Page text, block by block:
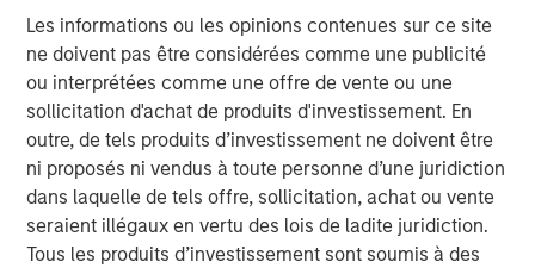
Les informations ou les opinions contenues sur ce site
ne doivent pas être considérées comme une publicité
ou interprétées comme une offre de vente ou une
sollicitation d'achat de produits d'investissement. En
outre, de tels produits d’investissement ne doivent être
ni proposés ni vendus à toute personne d’une juridiction
dans laquelle de tels offre, sollicitation, achat ou vente
seraient illégaux en vertu des lois de ladite juridiction.
Tous les produits d’investissement sont soumis à des
Morgan Stanley Investment Management, together with
its investment advisory affiliates, has more than 1,300
investment professionals around the world and $1.9
trillion in assets under management or supervision as of
March 31, 2026. Morgan Stanley Investment Management
strives to provide strong long-term investment
performance, outstanding service, and a comprehensive
suite of investment management solutions to a diverse